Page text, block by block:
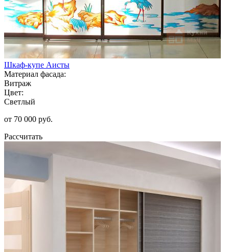
Шкаф-купе Аисты
Материал фасада:
Витраж
Цвет:
Светлый
от 70 000 руб.
Рассчитать